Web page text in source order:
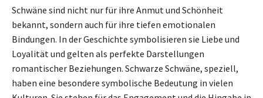
Schwäne sind nicht nur für ihre Anmut und Schönheit
bekannt, sondern auch für ihre tiefen emotionalen
Bindungen. In der Geschichte symbolisieren sie Liebe und
Loyalität und gelten als perfekte Darstellungen
romantischer Beziehungen. Schwarze Schwäne, speziell,
haben eine besondere symbolische Bedeutung in vielen